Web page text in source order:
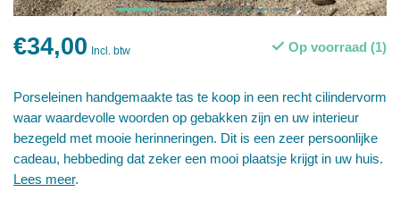
€34,00 Incl. btw Op voorraad (1)
Porseleinen handgemaakte tas te koop in een recht cilindervorm
waar waardevolle woorden op gebakken zijn en uw interieur
bezegeld met mooie herinneringen. Dit is een zeer persoonlijke
cadeau, hebbeding dat zeker een mooi plaatsje krijgt in uw huis.
Lees meer.